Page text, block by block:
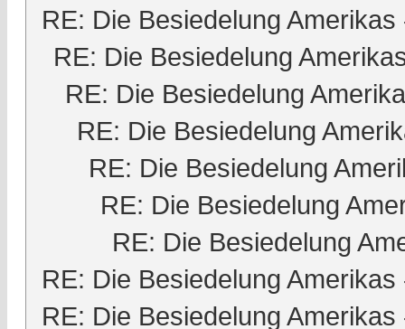
RE: Die Besiedelung Amerikas
RE: Die Besiedelung
RE: Die Besiedelung
RE: Die Besiedelung
RE: Die Besiedelung
RE: Die Besiedelung
RE: Die Besiedelung
RE: Die Besiedelung Amerikas
RE: Die Besiedelung Amerikas